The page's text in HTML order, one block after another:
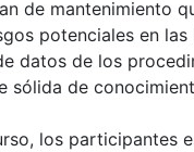
de mantenimiento
potenciales en
datos de los
sólida de
los participantes